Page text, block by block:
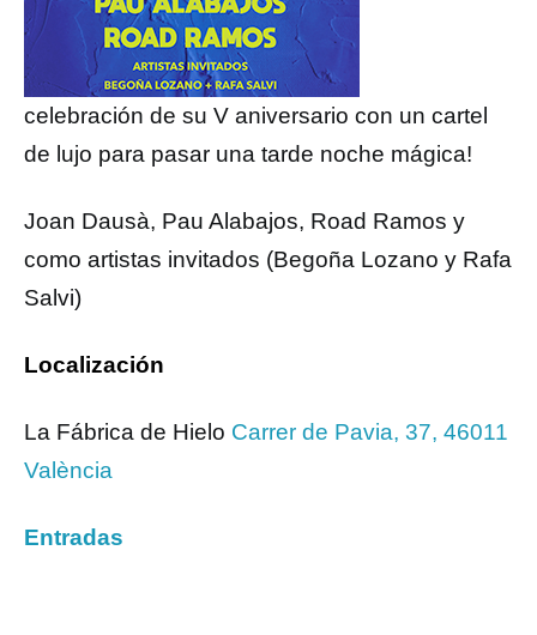
celebración de su V aniversario con un cartel
de lujo para pasar una tarde noche mágica!
Joan Dausà, Pau Alabajos, Road Ramos y
como artistas invitados (Begoña Lozano y Rafa
Salvi)
Localización
La Fábrica de Hielo Carrer de Pavia, 37, 46011
València
Entradas